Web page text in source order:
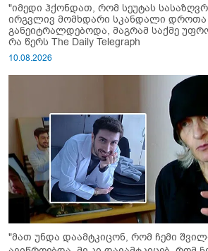
"იმედი ჰქონდათ, რომ სეუტას
ირგვლივ მომხდარი სკანდალი დროთა
განეიტრალდებოდა, მაგრამ საქმე
რა წერს The Daily Telegraph
10.08.2026
"მათ უნდა დაამტკიცონ, რომ ჩემი